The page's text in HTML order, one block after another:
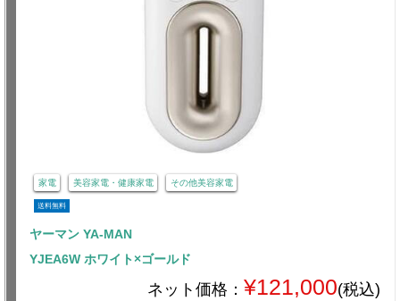
家電 美容家電・健康家電 その他美容家電
送料無料
ヤーマン YA-MAN
YJEA6W ホワイト×ゴールド
ネット価格： ¥121,000(税込)